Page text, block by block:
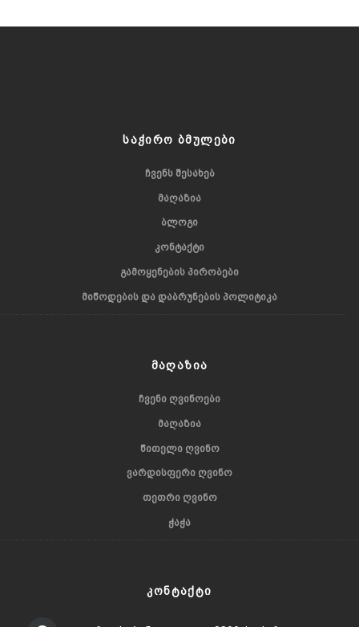
ᲡᲐᲭᲘᲠᲝ ᲑᲛᲣᲚᲔᲑᲘ
ᲩᲕᲔᲜᲡ ᲨᲔᲡᲐᲮᲔᲑ
ᲛᲐᲦᲐᲖᲘᲐ
ᲑᲚᲝᲒᲘ
ᲙᲝᲜᲢᲐᲥᲢᲘ
ᲒᲐᲛᲝᲧᲔᲜᲔᲑᲘᲡ ᲞᲘᲠᲝᲑᲔᲑᲘ
ᲛᲘᲬᲝᲓᲔᲑᲘᲡ ᲓᲐ ᲓᲐᲑᲠᲣᲜᲔᲑᲘᲡ ᲞᲝᲚᲘᲢᲘᲙᲐ
ᲛᲐᲦᲐᲖᲘᲐ
ᲩᲕᲔᲜᲘ ᲦᲕᲘᲜᲝᲔᲑᲘ
ᲛᲐᲦᲐᲖᲘᲐ
ᲬᲘᲗᲔᲚᲘ ᲦᲕᲘᲜᲝ
ᲕᲐᲠᲓᲘᲡᲤᲔᲠᲘ ᲦᲕᲘᲜᲝ
ᲗᲔᲗᲠᲘ ᲦᲕᲘᲜᲝ
ᲭᲐᲭᲐ
ᲙᲝᲜᲢᲐᲥᲢᲘ